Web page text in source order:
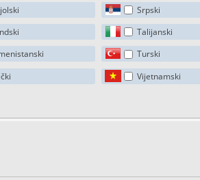
Srpski
Talijanski
Turski
Vijetnamski